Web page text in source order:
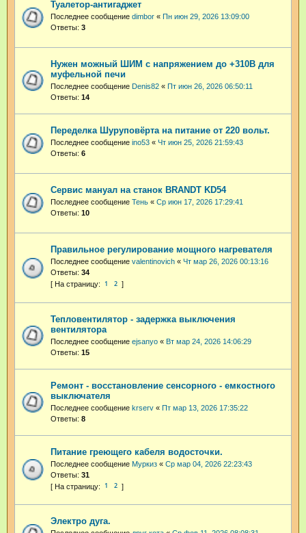
Туалетор-антигаджет
Последнее сообщение dimbor « Пн июн 29, 2026 13:09:00
Ответы: 3
Нужен можный ШИМ с напряжением до +310В для
муфельной печи
Последнее сообщение Denis82 « Пт июн 26, 2026 06:50:11
Ответы: 14
Переделка Шуруповёрта на питание от 220 вольт.
Последнее сообщение ino53 « Чт июн 25, 2026 21:59:43
Ответы: 6
Сервис мануал на станок BRANDT KD54
Последнее сообщение Тень « Ср июн 17, 2026 17:29:41
Ответы: 10
Правильное регулирование мощного нагревателя
Последнее сообщение valentinovich « Чт мар 26, 2026 00:13:16
Ответы: 34
1 2
Тепловентилятор - задержка выключения
вентилятора
Последнее сообщение ejsanyo « Вт мар 24, 2026 14:06:29
Ответы: 15
Ремонт - восстановление сенсорного - емкостного
выключателя
Последнее сообщение krserv « Пт мар 13, 2026 17:35:22
Ответы: 8
Питание греющего кабеля водосточки.
Последнее сообщение Муркиз « Ср мар 04, 2026 22:23:43
Ответы: 31
1 2
Электро дуга.